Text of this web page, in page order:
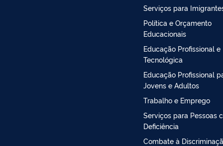
Serviços para
Política e Orçamento
Educacionais
Educação Profissional e
Tecnológica
Educação Profissional
Jovens e Adultos
Trabalho e Emprego
Serviços para Pessoas
Deficiência
Combate à